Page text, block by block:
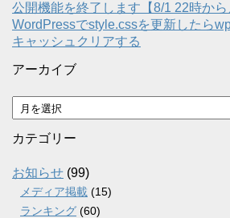
公開機能を終了します【8/1 22時から
WordPressでstyle.cssを更新したら
キャッシュクリアする
アーカイブ
ア
ー
カ
ブ
カテゴリー
お知らせ (99)
メディア掲載 (15)
ランキング (60)